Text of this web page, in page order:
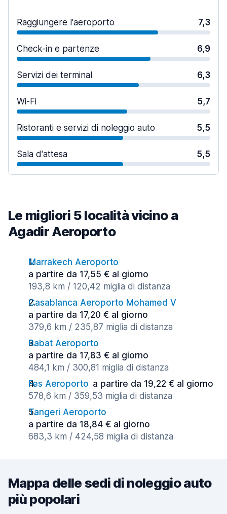
Raggiungere l'aeroporto 7,3
Check-in e partenze 6,9
Servizi dei terminal 6,3
Wi-Fi 5,7
Ristoranti e servizi di noleggio auto 5,5
Sala d'attesa 5,5
Le migliori 5 località vicino a
Agadir Aeroporto
Marrakech Aeroporto
a partire da 17,55 € al giorno
193,8 km / 120,42 miglia di distanza
Casablanca Aeroporto Mohamed V
a partire da 17,20 € al giorno
379,6 km / 235,87 miglia di distanza
Rabat Aeroporto
a partire da 17,83 € al giorno
484,1 km / 300,81 miglia di distanza
Fes Aeroporto a partire da 19,22 € al giorno
578,6 km / 359,53 miglia di distanza
Tangeri Aeroporto
a partire da 18,84 € al giorno
683,3 km / 424,58 miglia di distanza
Mappa delle sedi di noleggio auto
più popolari